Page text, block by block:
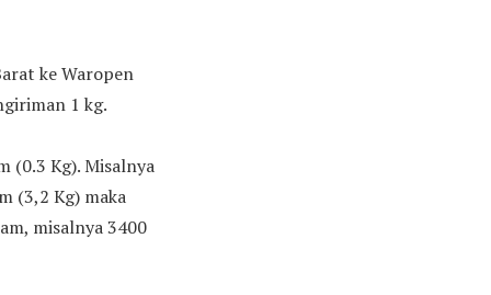
ke Waropen
1 kg.
(0.3 Kg). Misalnya
(3,2 Kg) maka
misalnya 3400